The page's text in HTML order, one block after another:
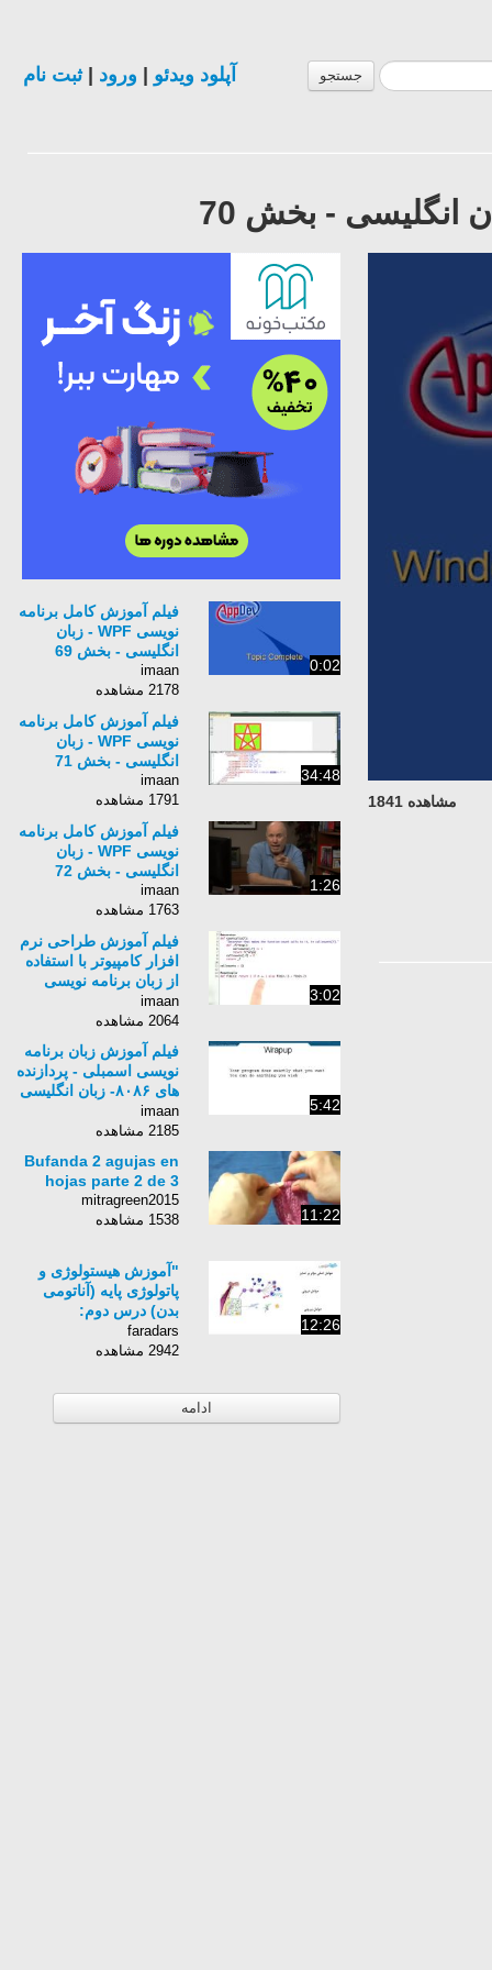
جستجو آپلود ویدئو ورود |ثبت نام
مشاهده 1841
0:02
فیلم آموزش کامل برنامه
نویسی WPF - زبان
انگلیسی - بخش 69
imaan
2178 مشاهده
34:48
فیلم آموزش کامل برنامه
نویسی WPF - زبان
انگلیسی - بخش 71
imaan
1791 مشاهده
1:26
فیلم آموزش کامل برنامه
نویسی WPF - زبان
انگلیسی - بخش 72
imaan
1763 مشاهده
3:02
فیلم آموزش طراحی نرم
افزار کامپیوتر با استفاده
از زبان برنامه نویسی
زبان انگلیسی - بخش 192
imaan
2064 مشاهده
5:42
فیلم آموزش زبان برنامه
نویسی اسمبلی - پردازنده
های ۸۰۸۶- زبان انگلیسی
-بخش 12
imaan
2185 مشاهده
11:22
Bufanda 2 agujas en
hojas parte 2 de 3
mitragreen2015
1538 مشاهده
12:26
"آموزش هیستولوژی و
پاتولوژی پایه (آناتومی
بدن) درس دوم:
سیتوپلاسم "
faradars
2942 مشاهده
ادامه